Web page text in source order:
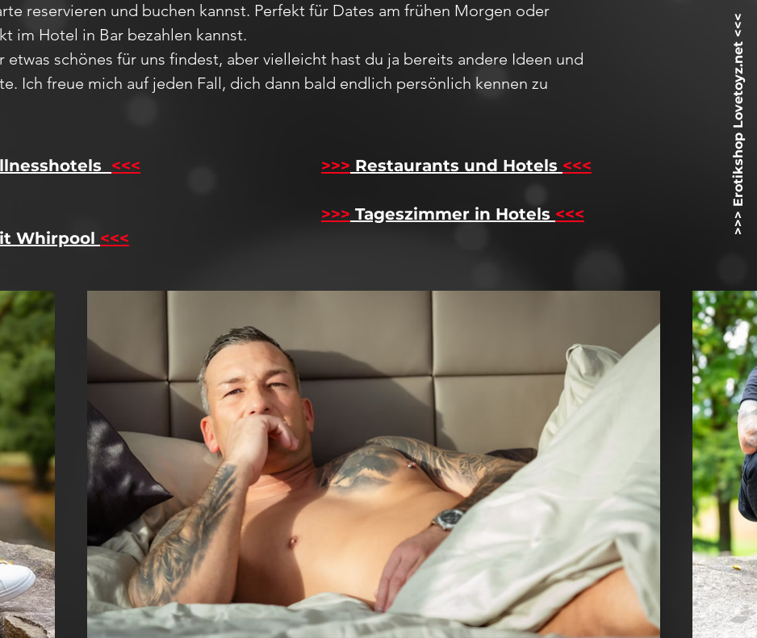
>>> Erotikshop Lovetoyz.net <<<
reservieren und buchen kannst. Perfekt für Dates am frühen Morgen oder
im Hotel in Bar bezahlen kannst.
etwas schönes für uns findest, aber vielleicht hast du ja bereits andere Ideen und
. Ich freue mich auf jeden Fall, dich dann bald endlich persönlich kennen zu
<<<
Whirpool <<<
>>> Restaurants und Hotels <<<
>>> Tageszimmer in Hotels <<<